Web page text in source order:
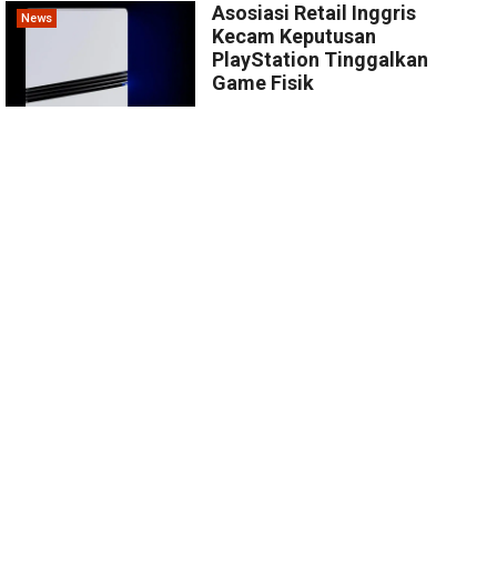
News
Asosiasi Retail Inggris
Kecam Keputusan
PlayStation Tinggalkan
Game Fisik